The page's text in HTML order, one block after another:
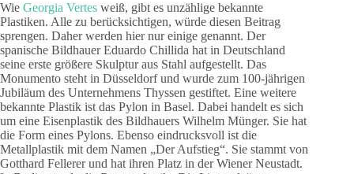
Wie Georgia Vertes weiß, gibt es unzählige bekannte
Plastiken. Alle zu berücksichtigen, würde diesen Beitrag
sprengen. Daher werden hier nur einige genannt. Der
spanische Bildhauer Eduardo Chillida hat in Deutschland
seine erste größere Skulptur aus Stahl aufgestellt. Das
Monumento steht in Düsseldorf und wurde zum 100-jährigen
Jubiläum des Unternehmens Thyssen gestiftet. Eine weitere
bekannte Plastik ist das Pylon in Basel. Dabei handelt es sich
um eine Eisenplastik des Bildhauers Wilhelm Münger. Sie hat
die Form eines Pylons. Ebenso eindrucksvoll ist die
Metallplastik mit dem Namen „Der Aufstieg“. Sie stammt von
Gotthard Fellerer und hat ihren Platz in der Wiener Neustadt.